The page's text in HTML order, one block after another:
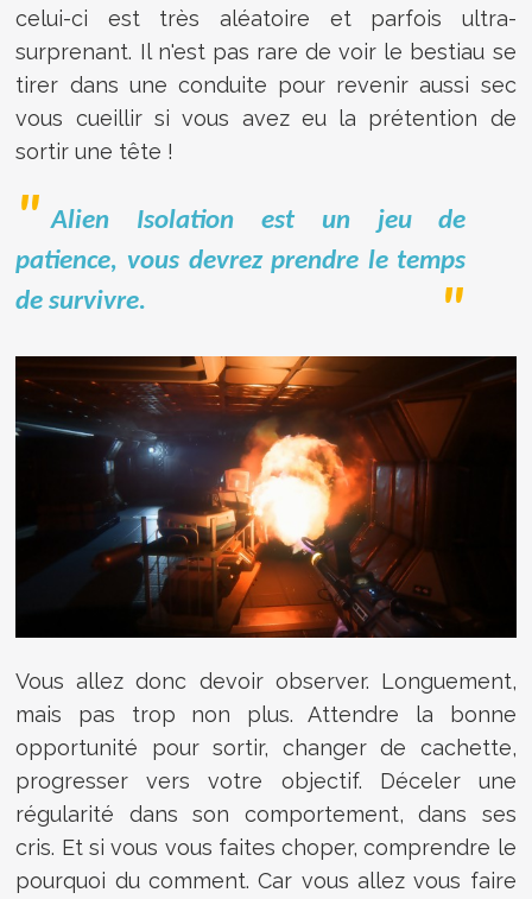
celui-ci est très aléatoire et parfois ultra-
surprenant. Il n'est pas rare de voir le bestiau se
tirer dans une conduite pour revenir aussi sec
vous cueillir si vous avez eu la prétention de
sortir une tête !
Alien Isolation est un jeu de
patience, vous devrez prendre le temps
de survivre.
Vous allez donc devoir observer. Longuement,
mais pas trop non plus. Attendre la bonne
opportunité pour sortir, changer de cachette,
progresser vers votre objectif. Déceler une
régularité dans son comportement, dans ses
cris. Et si vous vous faites choper, comprendre le
pourquoi du comment. Car vous allez vous faire